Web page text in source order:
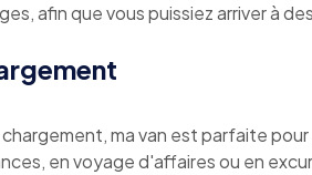
afin que vous puissiez arriver à
ma van est parfaite
en voyage d'affaires ou en